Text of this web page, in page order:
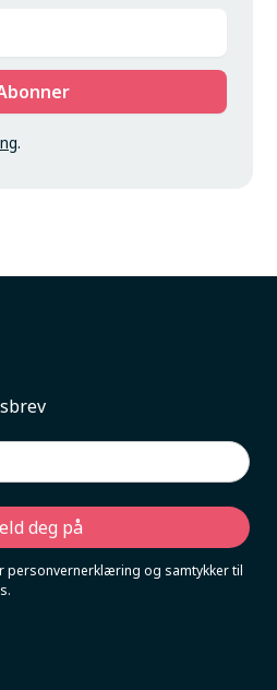
.
personvernerklæring og samtykker til